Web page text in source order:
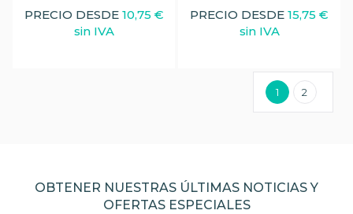
PRECIO DESDE 10,75 €
sin IVA
PRECIO DESDE 15,75 €
sin IVA
1 2
OBTENER NUESTRAS ÚLTIMAS NOTICIAS Y
OFERTAS ESPECIALES